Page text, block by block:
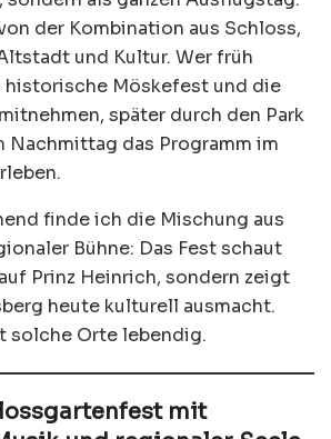
der Kombination aus Schloss,
und Kultur. Wer früh
historische Möskefest und die
später durch den Park
Nachmittag das Programm im
finde ich die Mischung aus
Bühne: Das Fest schaut
Prinz Heinrich, sondern zeigt
heute kulturell ausmacht.
solche Orte lebendig.
mit